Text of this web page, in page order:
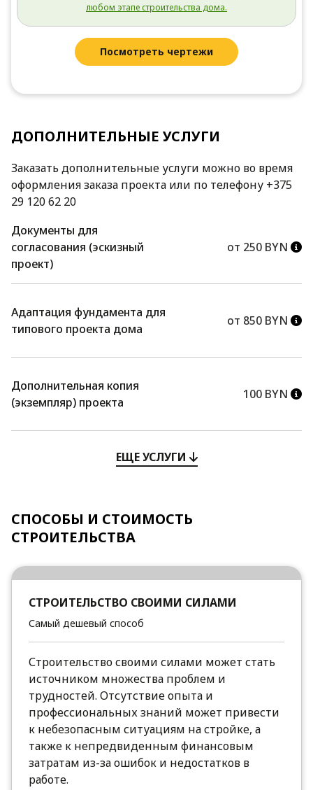
любом этапе строительства дома.
Посмотреть чертежи
ДОПОЛНИТЕЛЬНЫЕ УСЛУГИ
Заказать дополнительные услуги можно во время
оформления заказа проекта или по телефону +375
29 120 62 20
Документы для
согласования (эскизный
проект)
от 250 BYN
Адаптация фундамента для
типового проекта дома
от 850 BYN
Дополнительная копия
(экземпляр) проекта
100 BYN
ЕЩЕ УСЛУГИ
СПОСОБЫ И СТОИМОСТЬ
СТРОИТЕЛЬСТВА
СТРОИТЕЛЬСТВО СВОИМИ СИЛАМИ
Самый дешевый способ
Строительство своими силами может стать
источником множества проблем и
трудностей. Отсутствие опыта и
профессиональных знаний может привести
к небезопасным ситуациям на стройке, а
также к непредвиденным финансовым
затратам из-за ошибок и недостатков в
работе.